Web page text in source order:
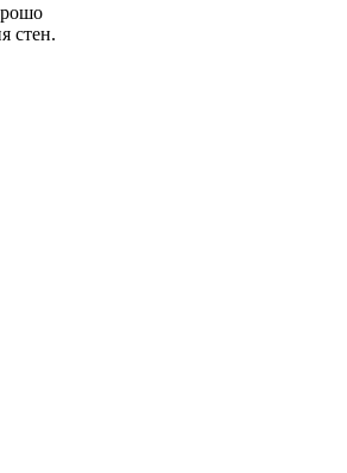
стен.